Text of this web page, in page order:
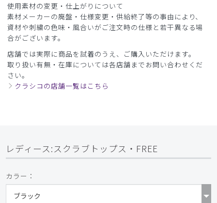
商品：715レディース:スクラブトップス・FREE/ボルド
ー/S
役に立った
厚さ
とても薄い 厚い
大きさはちょうどでした。
います。
使用素材の変更・仕上がりについて
素材メーカーの廃盤・仕様変更・供給終了等の事由により、
資材や刺繍の色味・風合いがご注文時の仕様と若干異なる場
合がございます。
店舗では実際に商品を試着のうえ、ご購入いただけます。
取り扱い有無・在庫については各店舗までお問い合わせくだ
さい。
クラシコの店舗一覧はこちら
レディース:スクラブトップス・FREE
カラー：